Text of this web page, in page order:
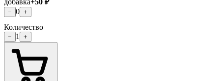
− 0 +
Количество
− 1 +